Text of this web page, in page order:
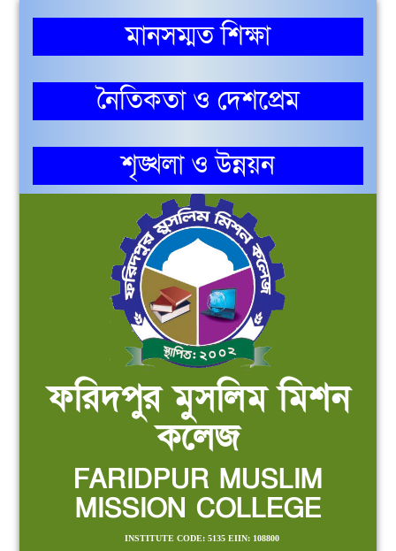
মানসম্মত শিক্ষা
নৈতিকতা ও দেশপ্রেম
শৃঙ্খলা ও উন্নয়ন
ফরিদপুর মুসলিম মিশন
কলেজ
FARIDPUR MUSLIM
MISSION COLLEGE
INSTITUTE CODE: 5135 EIIN: 108800